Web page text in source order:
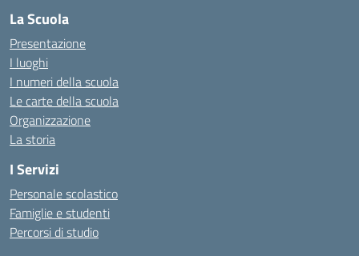
La Scuola
Presentazione
I luoghi
I numeri della scuola
Le carte della scuola
Organizzazione
La storia
I Servizi
Personale scolastico
Famiglie e studenti
Percorsi di studio